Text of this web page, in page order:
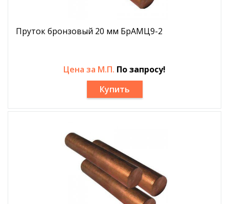
Пруток бронзовый 20 мм БрАМЦ9-2
Цена за М.П. По запросу!
Купить